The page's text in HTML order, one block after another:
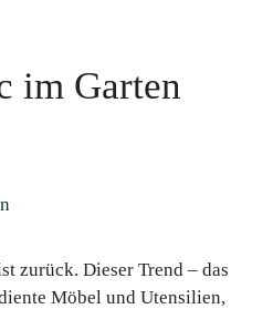
im Garten
zurück. Dieser Trend – das
Möbel und Utensilien,